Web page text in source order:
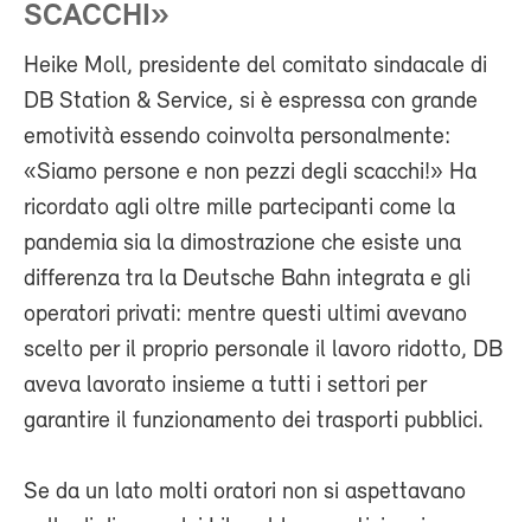
SCACCHI»
Heike Moll, presidente del comitato sindacale di
DB Station & Service, si è espressa con grande
emotività essendo coinvolta personalmente:
«Siamo persone e non pezzi degli scacchi!» Ha
ricordato agli oltre mille partecipanti come la
pandemia sia la dimostrazione che esiste una
differenza tra la Deutsche Bahn integrata e gli
operatori privati: mentre questi ultimi avevano
scelto per il proprio personale il lavoro ridotto, DB
aveva lavorato insieme a tutti i settori per
garantire il funzionamento dei trasporti pubblici.
Se da un lato molti oratori non si aspettavano